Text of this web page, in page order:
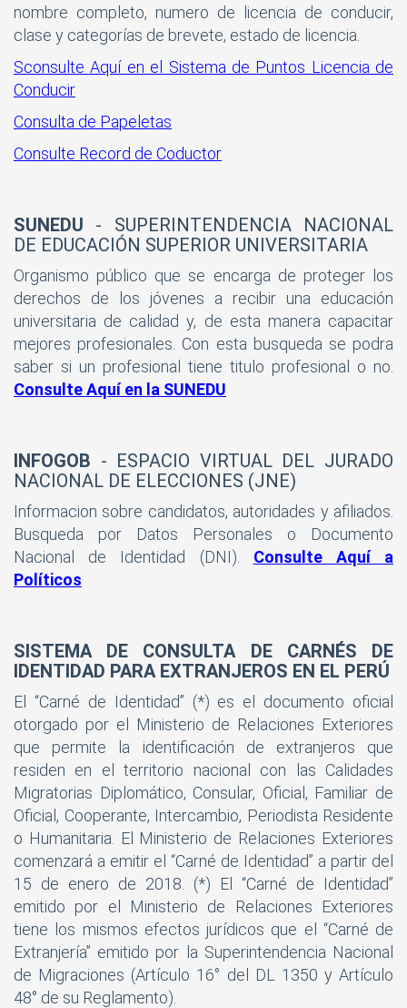
nombre completo, numero de licencia de conducir,
clase y categorías de brevete, estado de licencia.
Sconsulte Aquí en el Sistema de Puntos Licencia de
Conducir
Consulta de Papeletas
Consulte Record de Coductor
SUNEDU - SUPERINTENDENCIA NACIONAL
DE EDUCACIÓN SUPERIOR UNIVERSITARIA
Organismo público que se encarga de proteger los
derechos de los jóvenes a recibir una educación
universitaria de calidad y, de esta manera capacitar
mejores profesionales. Con esta busqueda se podra
saber si un profesional tiene titulo profesional o no.
Consulte Aquí en la SUNEDU
INFOGOB - ESPACIO VIRTUAL DEL JURADO
NACIONAL DE ELECCIONES (JNE)
Informacion sobre candidatos, autoridades y afiliados.
Busqueda por Datos Personales o Documento
Nacional de Identidad (DNI).
Consulte Aquí a
Políticos
SISTEMA DE CONSULTA DE CARNÉS DE
IDENTIDAD PARA EXTRANJEROS EN EL PERÚ
El “Carné de Identidad” (*) es el documento oficial
otorgado por el Ministerio de Relaciones Exteriores
que permite la identificación de extranjeros que
residen en el territorio nacional con las Calidades
Migratorias Diplomático, Consular, Oficial, Familiar de
Oficial, Cooperante, Intercambio, Periodista Residente
o Humanitaria. El Ministerio de Relaciones Exteriores
comenzará a emitir el “Carné de Identidad” a partir del
15 de enero de 2018. (*) El “Carné de Identidad”
emitido por el Ministerio de Relaciones Exteriores
tiene los mismos efectos jurídicos que el “Carné de
Extranjería” emitido por la Superintendencia Nacional
de Migraciones (Artículo 16° del DL 1350 y Artículo
48° de su Reglamento).